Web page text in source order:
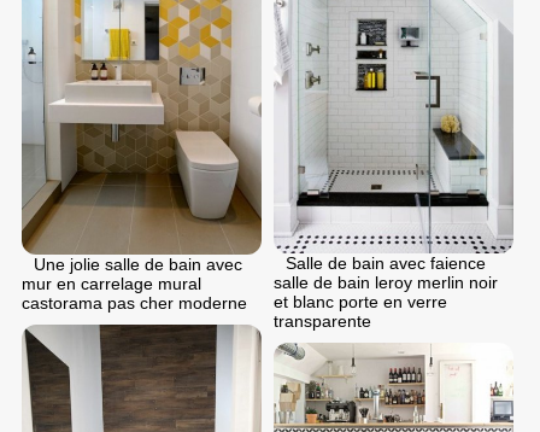
Salle de bain avec faience
salle de bain leroy merlin noir
et blanc porte en verre
transparente
Une jolie salle de bain avec
mur en carrelage mural
castorama pas cher moderne